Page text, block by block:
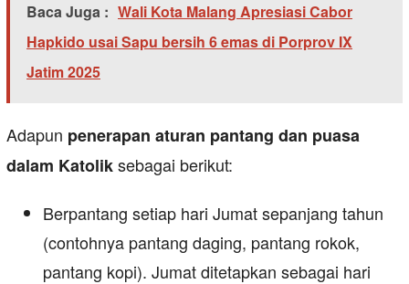
Baca Juga : Wali Kota Malang Apresiasi Cabor
Hapkido usai Sapu bersih 6 emas di Porprov IX
Jatim 2025
Adapun penerapan aturan pantang dan puasa
dalam Katoliksebagai berikut:
Berpantang setiap hari Jumat sepanjang tahun
(contohnya pantang daging, pantang rokok,
pantang kopi). Jumat ditetapkan sebagai hari